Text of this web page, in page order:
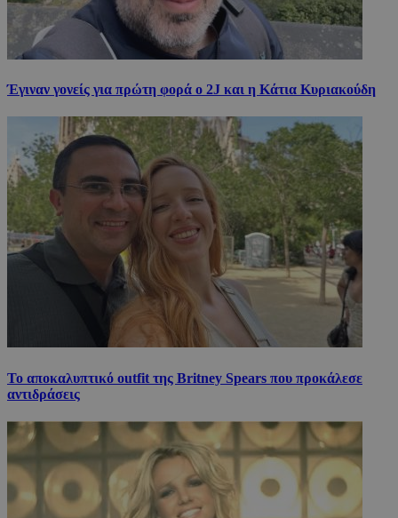
Έγιναν γονείς για πρώτη φορά ο 2J και η Κάτια Κυριακούδη
Το αποκαλυπτικό outfit της Britney Spears που προκάλεσε
αντιδράσεις